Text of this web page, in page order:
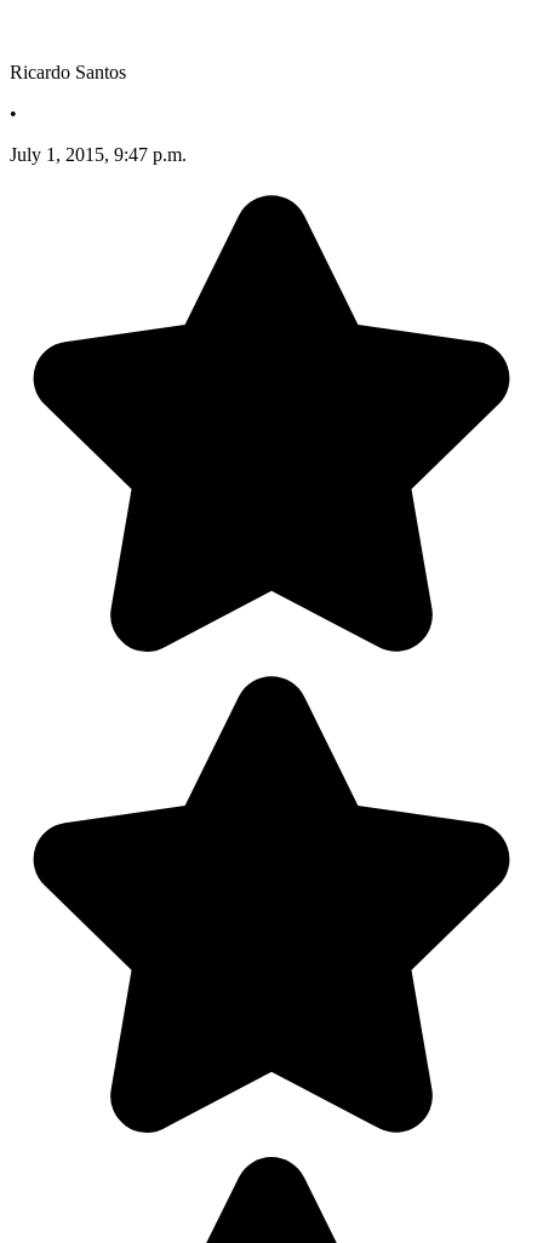
Ricardo Santos
•
July 1, 2015, 9:47 p.m.